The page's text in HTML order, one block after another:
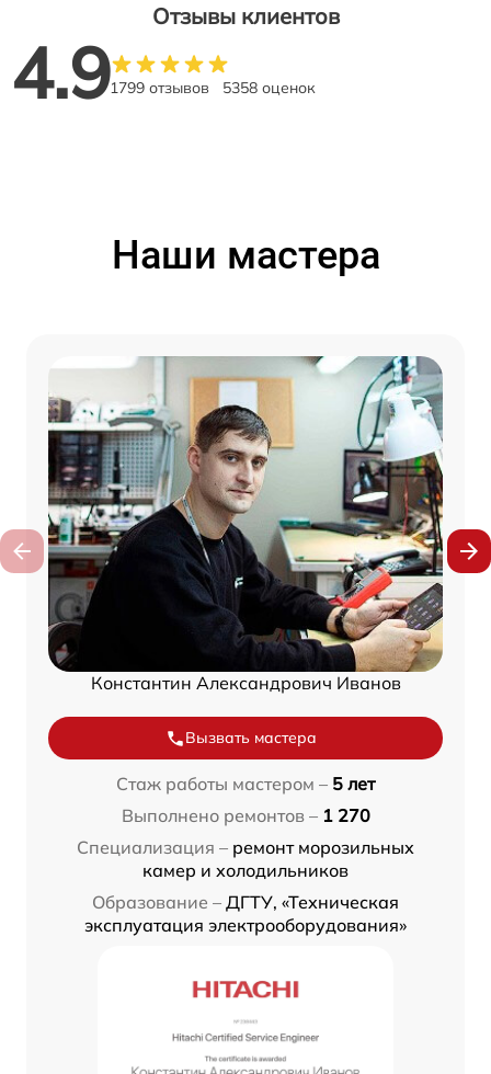
Отзывы клиентов
4.91799 отзывов 5358 оценок
Наши мастера
Константин Александрович Иванов
Вызвать мастера
Стаж работы мастером – 5 лет
Выполнено ремонтов – 1 270
Специализация – ремонт морозильных
камер и холодильников
Образование – ДГТУ, «Техническая
эксплуатация электрооборудования»